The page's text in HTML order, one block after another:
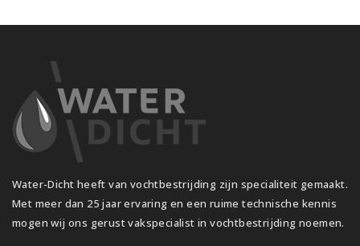
Water-Dicht heeft van vochtbestrijding zijn specialiteit gemaakt.
Met meer dan 25 jaar ervaring en een ruime technische kennis
mogen wij ons gerust vakspecialist in vochtbestrijding noemen.